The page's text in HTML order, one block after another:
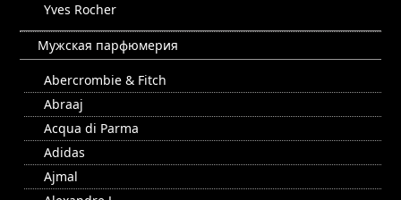
Yves Rocher
Мужская парфюмерия
Abercrombie & Fitch
Abraaj
Acqua di Parma
Adidas
Ajmal